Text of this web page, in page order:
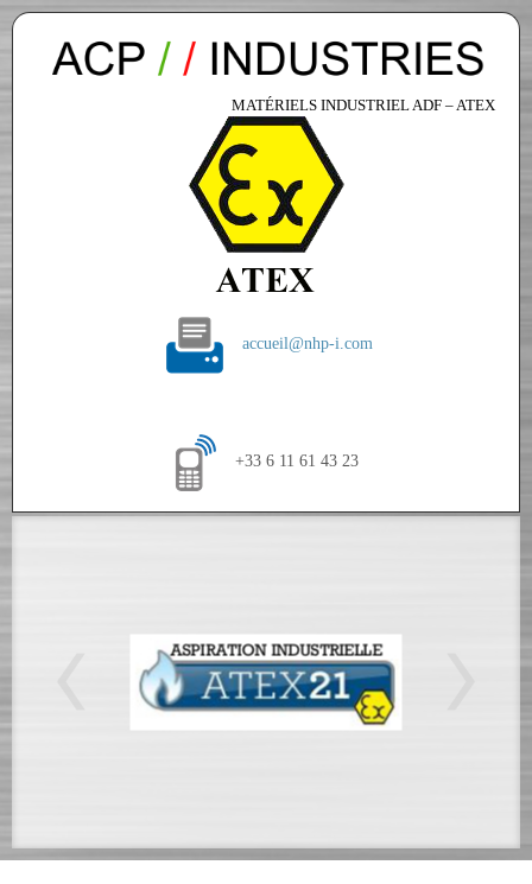
MATÉRIELS INDUSTRIEL ADF – ATEX
accueil@nhp-i.com
+33 6 11 61 43 23